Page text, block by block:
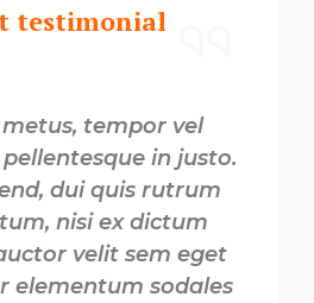
testimonial
tempor vel
in justo.
dui quis rutrum
nisi ex dictum
velit sem eget
elementum sodales